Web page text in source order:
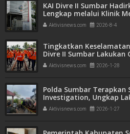
KAI Divre II Sumbar
Lengkap melalui Klinik
Fasilitas Kesehatan
Aktivisnews.com 2026-8-4
Tingkatkan
Divre II Sumbar
Cimparuh
Aktivisnews.com 2026-1-28
Polda Sumbar Terapkan
Investigation, Ungkap
Teknologi TAA
Aktivisnews.com 2026-1-27